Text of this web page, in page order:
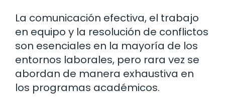
La comunicación efectiva, el trabajo
en equipo y la resolución de conflictos
son esenciales en la mayoría de los
entornos laborales, pero rara vez se
abordan de manera exhaustiva en
los programas académicos.